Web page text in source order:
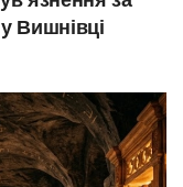
Вишнівці